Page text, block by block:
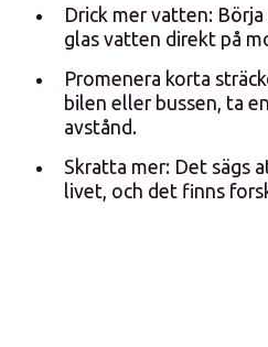
Drick mer vatten:
glas vatten direkt på
Promenera korta
bilen eller bussen, ta
avstånd.
Skratta mer: Det sägs
livet, och det finns